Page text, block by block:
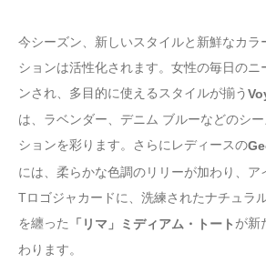
今シーズン、新しいスタイルと新鮮なカラ
ションは活性化されます。女性の毎日のニ
ンされ、多目的に使えるスタイルが揃う
は、ラベンダー、デニム ブルーなどのシ
ションを彩ります。さらにレディースの
には、柔らかな色調のリリーが加わり、
Tロゴジャカードに、洗練されたナチュラ
を纏った
「リマ」ミディアム・トート が新
わります。